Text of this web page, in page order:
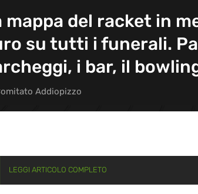
mappa del racket in
su tutti i funerali.
i bar, il
Addiopizzo
LEGGI ARTICOLO COMPLETO